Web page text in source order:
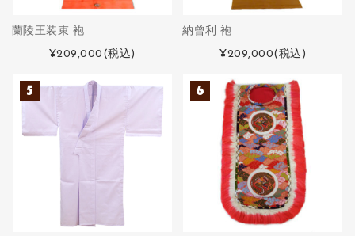
蘭陵王装束 袍
¥209,000 (税込)
納曾利 袍
¥209,000(税込)